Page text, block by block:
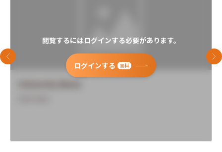
閲覧するにはログインする必要があります。
ログインする 無料
前のスライド 次